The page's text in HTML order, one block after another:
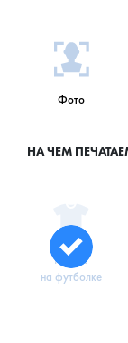
Фото
НА ЧЕМ
Печать
на футболке